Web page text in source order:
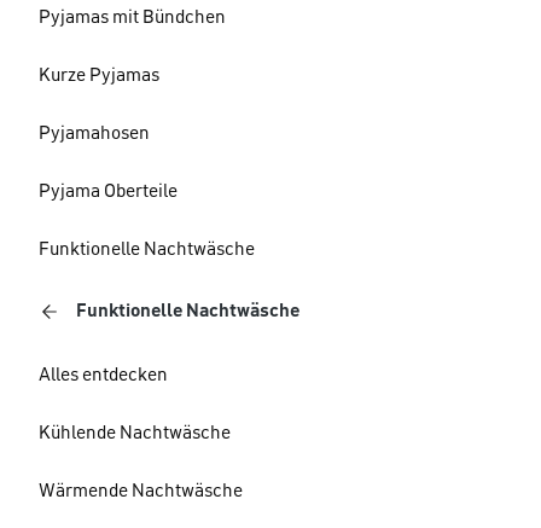
Pyjamas mit Bündchen
Kurze Pyjamas
Pyjamahosen
Pyjama Oberteile
Funktionelle Nachtwäsche
Funktionelle Nachtwäsche
Alles entdecken
Kühlende Nachtwäsche
Wärmende Nachtwäsche